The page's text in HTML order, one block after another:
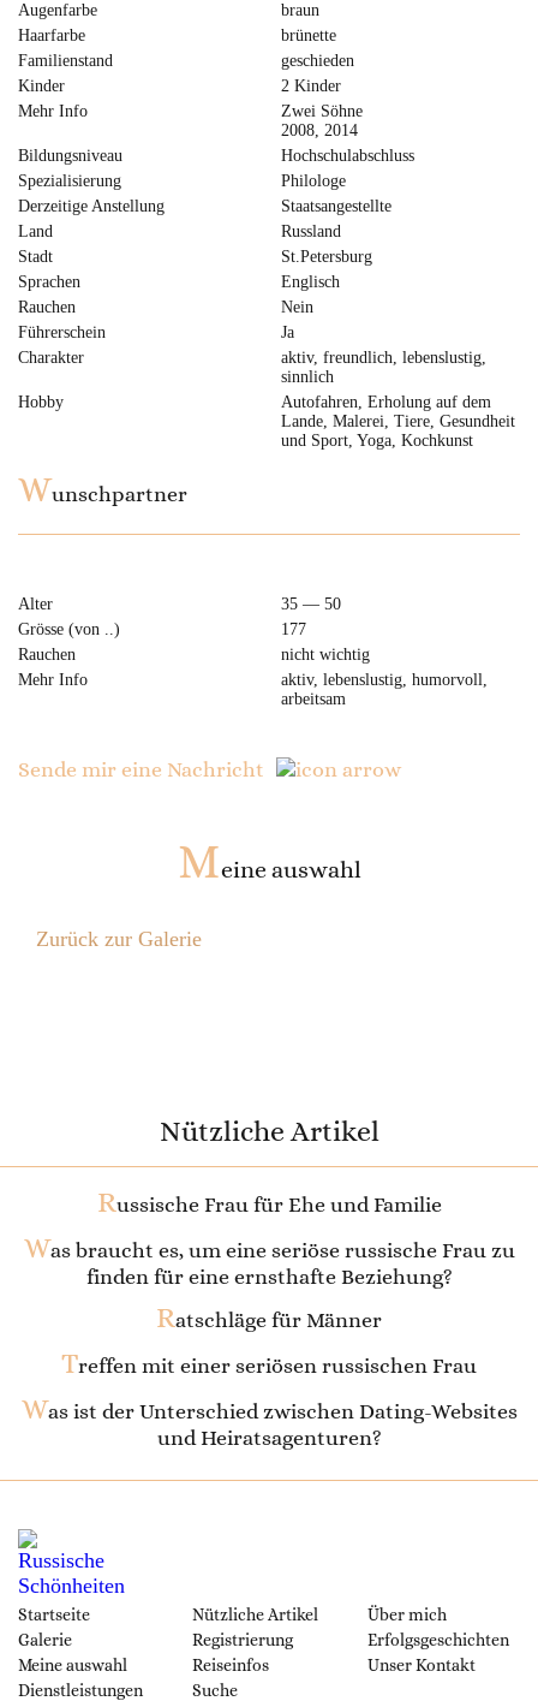
Augenfarbe
braun
Haarfarbe
brünette
Familienstand
geschieden
Kinder
2 Kinder
Mehr Info
Zwei Söhne
2008, 2014
Bildungsniveau
Hochschulabschluss
Spezialisierung
Philologe
Derzeitige Anstellung
Staatsangestellte
Land
Russland
Stadt
St.Petersburg
Sprachen
Englisch
Rauchen
Nein
Führerschein
Ja
Charakter
aktiv, freundlich, lebenslustig,
sinnlich
Hobby
Autofahren, Erholung auf dem
Lande, Malerei, Tiere, Gesundheit
und Sport, Yoga, Kochkunst
Wunschpartner
Alter
35 — 50
Grösse (von ..)
177
Rauchen
nicht wichtig
Mehr Info
aktiv, lebenslustig, humorvoll,
arbeitsam
Sende mir eine Nachricht
Meine auswahl
Zurück zur Galerie
Nützliche Artikel
Russische Frau für Ehe und Familie
Was braucht es, um eine seriöse russische Frau zu
finden für eine ernsthafte Beziehung?
Ratschläge für Männer
Treffen mit einer seriösen russischen Frau
Was ist der Unterschied zwischen Dating-Websites
und Heiratsagenturen?
Startseite
Galerie
Meine auswahl
Dienstleistungen
Nützliche Artikel
Registrierung
Reiseinfos
Suche
Über mich
Erfolgsgeschichten
Unser Kontakt